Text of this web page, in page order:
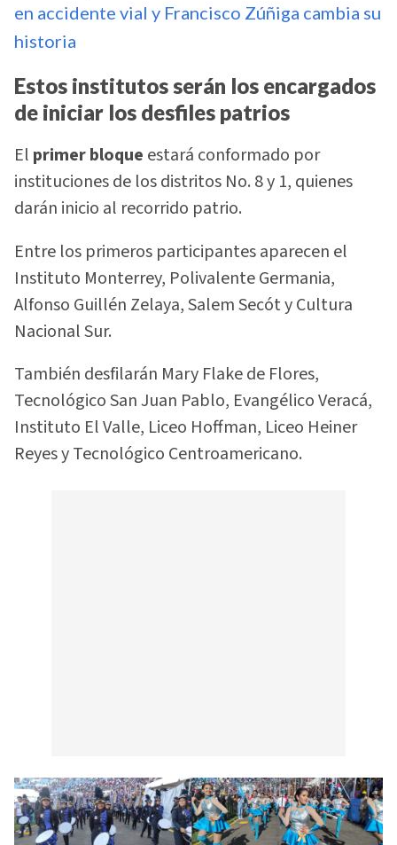
en accidente vial y Francisco Zúñiga cambia su
historia
Estos institutos serán los encargados
de iniciar los desfiles patrios
El primer bloque estará conformado por
instituciones de los distritos No. 8 y 1, quienes
darán inicio al recorrido patrio.
Entre los primeros participantes aparecen el
Instituto Monterrey, Polivalente Germania,
Alfonso Guillén Zelaya, Salem Secót y Cultura
Nacional Sur.
También desfilarán Mary Flake de Flores,
Tecnológico San Juan Pablo, Evangélico Veracá,
Instituto El Valle, Liceo Hoffman, Liceo Heiner
Reyes y Tecnológico Centroamericano.